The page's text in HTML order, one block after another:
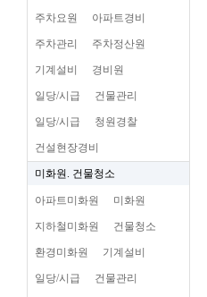
주차요원 아파트경비
주차관리 주차정산원
기계설비 경비원
일당/시급 건물관리
일당/시급 청원경찰
건설현장경비
미화원. 건물청소
아파트미화원 미화원
지하철미화원 건물청소
환경미화원 기계설비
일당/시급 건물관리